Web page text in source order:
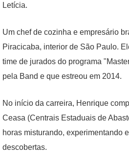
Letícia.
Um chef de cozinha e empresário
Piracicaba, interior de São Paulo.
time de jurados do programa
pela Band e que estreou em 2014.
No início da carreira, Henrique
Ceasa (Centrais Estaduais de
horas misturando, experimentando
descobertas.